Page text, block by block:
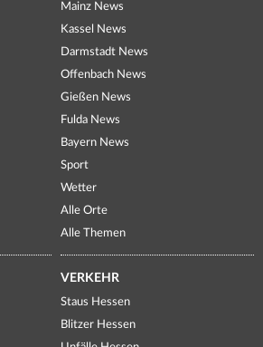
Mainz News
Kassel News
Darmstadt News
Offenbach News
Gießen News
Fulda News
Bayern News
Sport
Wetter
Alle Orte
Alle Themen
VERKEHR
Staus Hessen
Blitzer Hessen